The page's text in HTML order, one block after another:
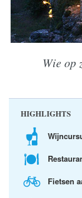
Wie op
HIGHLIGHTS
Fietsen